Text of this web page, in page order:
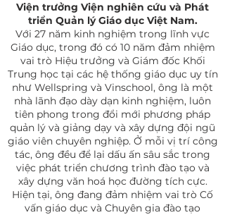
Viện trưởng Viện nghiên cứu và Phát
triển Quản lý Giáo dục Việt Nam.
Với 27 năm kinh nghiệm trong lĩnh vực
Giáo dục, trong đó có 10 năm đảm nhiệm
vai trò Hiệu trưởng và Giám đốc Khối
Trung học tại các hệ thống giáo dục uy tín
như Wellspring và Vinschool, ông là một
nhà lãnh đạo dày dạn kinh nghiệm, luôn
tiên phong trong đổi mới phương pháp
quản lý và giảng dạy và xây dựng đội ngũ
giáo viên chuyên nghiệp. Ở mỗi vị trí công
tác, ông đều để lại dấu ấn sâu sắc trong
việc phát triển chương trình đào tạo và
xây dựng văn hoá học đường tích cực.
Hiện tại, ông đang đảm nhiệm vai trò Cố
vấn giáo dục và Chuyên gia đào tạo